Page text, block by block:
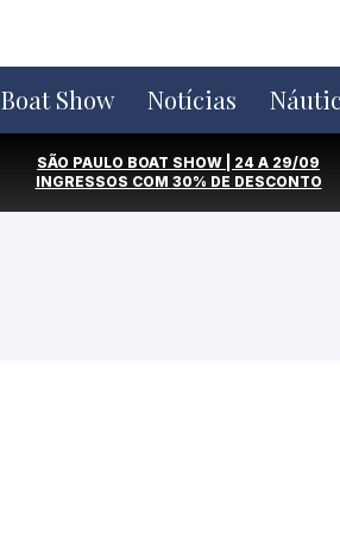
Boat Show Notícias
SÃO PAULO BOAT SHOW | 24 A 29/09
INGRESSOS COM 30% DE DESCONTO